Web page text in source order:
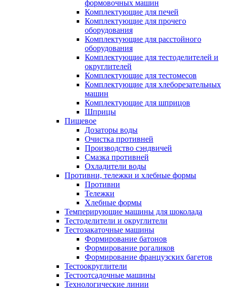
формовочных машин
Комплектующие для печей
Комплектующие для прочего
оборудования
Комплектующие для расстойного
оборудования
Комплектующие для тестоделителей и
округлителей
Комплектующие для тестомесов
Комплектующие для хлеборезательных
машин
Комплектующие для шприцов
Шприцы
Пищевое
Дозаторы воды
Очистка противней
Производство сэндвичей
Смазка противней
Охладители воды
Противни, тележки и хлебные формы
Противни
Тележки
Хлебные формы
Темперирующие машины для шоколада
Тестоделители и округлители
Тестозакаточные машины
Формирование батонов
Формирование рогаликов
Формирование французских багетов
Тестоокруглители
Тестоотсадочные машины
Технологические линии